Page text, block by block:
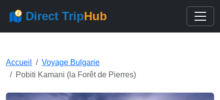
Direct TripHub
Accueil
Voyage Bulgarie
Pobiti Kamani (la Forêt de Pierres)